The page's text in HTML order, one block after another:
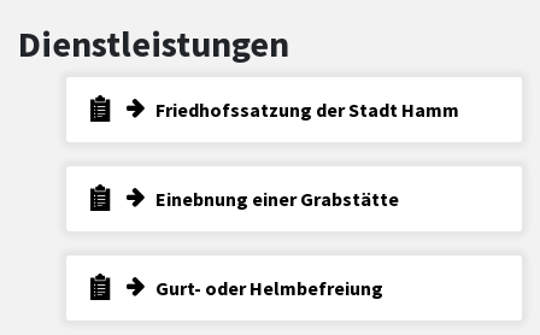
Dienstleistungen
Friedhofssatzung der Stadt Hamm
Einebnung einer Grabstätte
Gurt- oder Helmbefreiung